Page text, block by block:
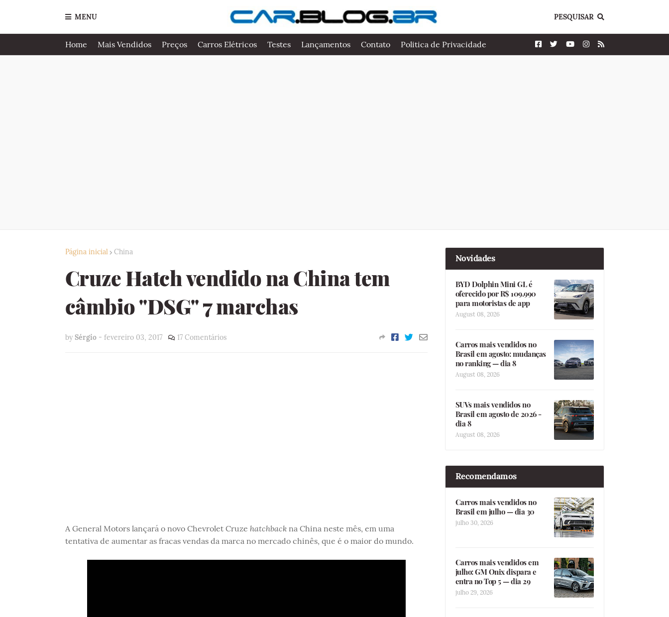
MENU PESQUISAR
Home Mais Vendidos Preços Carros Elétricos Testes Lançamentos Contato Politica de Privacidade
Página inicial China
Cruze Hatch vendido na China tem
câmbio "DSG" 7 marchas
by Sérgio - fevereiro 03, 2017 17 Comentários
A General Motors lançará o novo Chevrolet Cruze hatchbackna China neste mês, em uma
tentativa de aumentar as fracas vendas da marca no mercado chinês, que é o maior do mundo.
Novidades
BYD Dolphin Mini GL é
oferecido por R$ 109.990
para motoristas de app
August 08, 2026
Carros mais vendidos no
Brasil em agosto: mudanças
no ranking — dia 8
August 08, 2026
SUVs mais vendidos no
Brasil em agosto de 2026 -
dia 8
August 08, 2026
Recomendamos
Carros mais vendidos no
Brasil em julho — dia 30
julho 30, 2026
Carros mais vendidos em
julho: GM Onix dispara e
entra no Top 5 — dia 29
julho 29, 2026